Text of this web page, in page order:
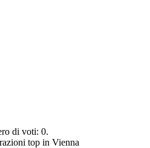
di voti: 0.
top in Vienna